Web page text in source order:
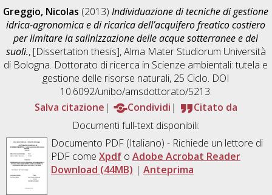
Greggio, Nicolas (2013)Individuazione di tecniche di gestione
idrica-agronomica e di ricarica dell’acquifero freatico costiero
per limitare la salinizzazione delle acque sotterranee e dei
suoli., [Dissertation thesis], Alma Mater Studiorum Università
di Bologna. Dottorato di ricerca in Scienze ambientali: tutela e
gestione delle risorse naturali, 25 Ciclo. DOI
10.6092/unibo/amsdottorato/5213.
Salva citazione
Condividi
Citato da
Documenti full-text disponibili:
Documento PDF(Italiano) - Richiede un lettore di
PDF come Xpdfo Adobe Acrobat Reader
Download (44MB) | Anteprima